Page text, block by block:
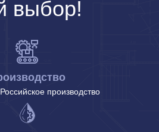
выбор!
производство